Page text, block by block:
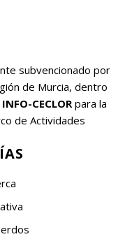
subvencionado por
de Murcia, dentro
CECLOR para la
de Actividades